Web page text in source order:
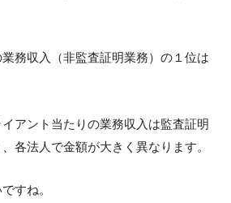
務収入（非監査証明業務）の１位は
アント当たりの業務収入は監査証明
各法人で金額が大きく異なります。
すね。